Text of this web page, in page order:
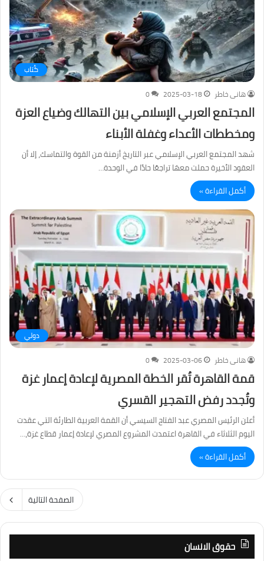
كُتاب
هانى خاطر
2025-03-18
0
المجتمع العربي الإسلامي بين التهالك وضياع العزة
ومخططات الأعداء وغفلة الأبناء
شهد المجتمع العربي الإسلامي عبر التاريخ أزمنة من القوة والتماسك، إلا أن
العقود الأخيرة حملت معهَا تراجعًا حادًا في الوحدة…
أكمل القراءة »
دولي
هانى خاطر
2025-03-06
0
قمة القاهرة تُقر الخطة المصرية لإعادة إعمار غزة
وتُجدد رفض التهجير القسري
أعلن الرئيس المصري عبد الفتاح السيسي أن القمة العربية الطارئة التي عقدت
اليوم الثلاثاء في القاهرة اعتمدت المشروع المصري لإعادة إعمار قطاع غزة،…
أكمل القراءة »
الصفحة التالية
حقوق الانسان